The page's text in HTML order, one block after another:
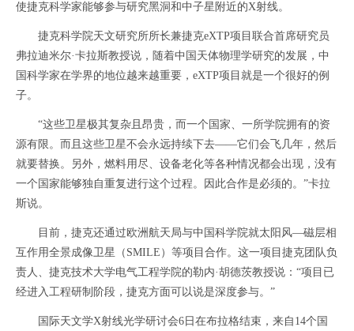
使捷克科学家能够参与研究黑洞和中子星附近的X射线。
捷克科学院天文研究所所长兼捷克eXTP项目联合首席研究员
弗拉迪米尔·卡拉斯教授说，随着中国天体物理学研究的发展，中
国科学家在学界的地位越来越重要，eXTP项目就是一个很好的例
子。
“这些卫星极其复杂且昂贵，而一个国家、一所学院拥有的资
源有限。而且这些卫星不会永远持续下去——它们会飞几年，然后
就要替换。另外，燃料用尽、设备老化等各种情况都会出现，没有
一个国家能够独自重复进行这个过程。因此合作是必须的。”卡拉
斯说。
目前，捷克还通过欧洲航天局与中国科学院就太阳风—磁层相
互作用全景成像卫星（SMILE）等项目合作。这一项目捷克团队负
责人、捷克技术大学电气工程学院的勒内·胡德茨教授说：“项目已
经进入工程研制阶段，捷克方面可以说是深度参与。”
国际天文学X射线光学研讨会6日在布拉格结束，来自14个国